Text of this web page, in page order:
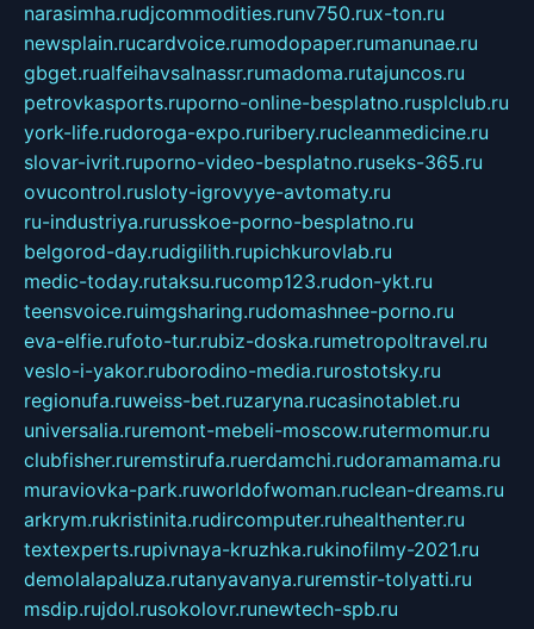
narasimha.rudjcommodities.runv750.rux-ton.ru
newsplain.rucardvoice.rumodopaper.rumanunae.ru
gbget.rualfeihavsalnassr.rumadoma.rutajuncos.ru
petrovkasports.ruporno-online-besplatno.rusplclub.ru
york-life.rudoroga-expo.ruribery.rucleanmedicine.ru
slovar-ivrit.ruporno-video-besplatno.ruseks-365.ru
ovucontrol.rusloty-igrovyye-avtomaty.ru
ru-industriya.rurusskoe-porno-besplatno.ru
belgorod-day.rudigilith.rupichkurovlab.ru
medic-today.rutaksu.rucomp123.rudon-ykt.ru
teensvoice.ruimgsharing.rudomashnee-porno.ru
eva-elfie.rufoto-tur.rubiz-doska.rumetropoltravel.ru
veslo-i-yakor.ruborodino-media.rurostotsky.ru
regionufa.ruweiss-bet.ruzaryna.rucasinotablet.ru
universalia.ruremont-mebeli-moscow.rutermomur.ru
clubfisher.ruremstirufa.ruerdamchi.rudoramamama.ru
muraviovka-park.ruworldofwoman.ruclean-dreams.ru
arkrym.rukristinita.rudircomputer.ruhealthenter.ru
textexperts.rupivnaya-kruzhka.rukinofilmy-2021.ru
demolalapaluza.rutanyavanya.ruremstir-tolyatti.ru
msdip.rujdol.rusokolovr.runewtech-spb.ru